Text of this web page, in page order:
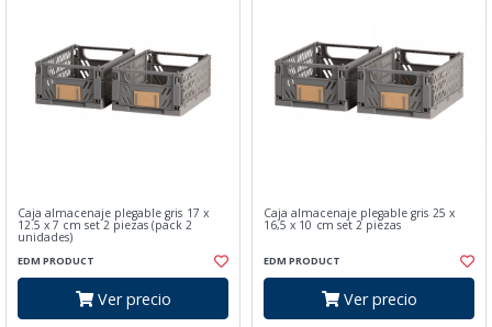
Caja almacenaje plegable gris 17 x
12.5 x 7 cm set 2 piezas (pack 2
unidades)
EDM PRODUCT
Ver precio
Caja almacenaje plegable gris 25 x
16,5 x 10 cm set 2 piezas
EDM PRODUCT
Ver precio